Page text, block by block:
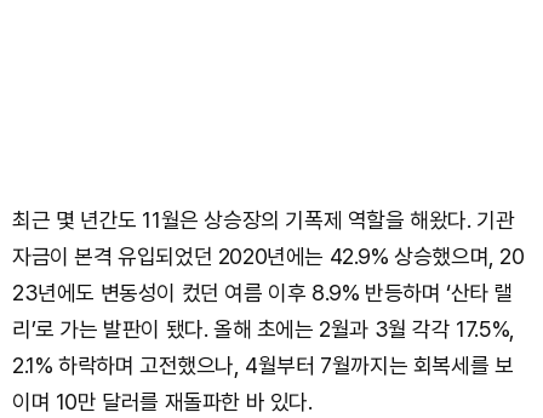
최근 몇 년간도 11월은 상승장의 기폭제 역할을 해왔다. 기관
자금이 본격 유입되었던 2020년에는 42.9% 상승했으며, 20
23년에도 변동성이 컸던 여름 이후 8.9% 반등하며 ‘산타 랠
리’로 가는 발판이 됐다. 올해 초에는 2월과 3월 각각 17.5%,
2.1% 하락하며 고전했으나, 4월부터 7월까지는 회복세를 보
이며 10만 달러를 재돌파한 바 있다.